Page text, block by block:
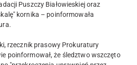
Puszczy Białowieskiej oraz
kornika – poinformowała
rzecznik prasowy Prokuratury
poinformował, że śledztwo wszczęto